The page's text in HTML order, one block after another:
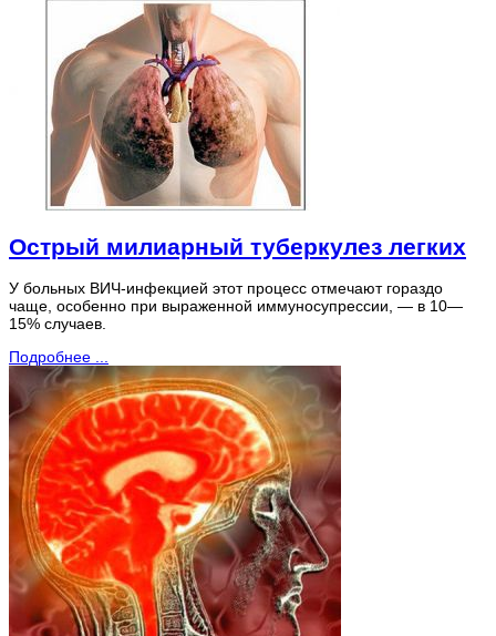
Острый милиарный туберкулез легких
У больных ВИЧ-инфекцией этот процесс отмечают гораздо
чаще, особенно при выраженной иммуносупрессии, — в 10—
15% случаев.
Подробнее ...